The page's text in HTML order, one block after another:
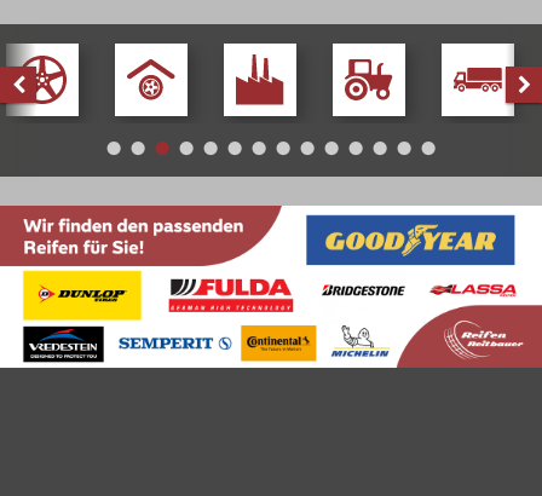
Alufelgen Einlagerung IndustriereifenLandwirtschaft